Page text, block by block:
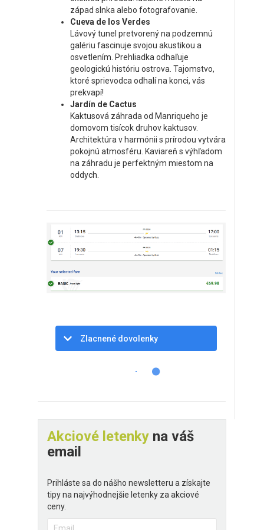
západ slnka alebo fotografovanie.
Cueva de los Verdes
Lávový tunel pretvorený na podzemnú
galériu fascinuje svojou akustikou a
osvetlením. Prehliadka odhaľuje
geologickú históriu ostrova. Tajomstvo,
ktoré sprievodca odhalí na konci, vás
prekvapí!
Jardín de Cactus
Kaktusová záhrada od Manriqueho je
domovom tisícok druhov kaktusov.
Architektúra v harmónii s prírodou vytvára
pokojnú atmosféru. Kaviareň s výhľadom
na záhradu je perfektným miestom na
oddych.
Zlacnené dovolenky
Akciové letenky na váš
email
Prihláste sa do nášho newsletteru a získajte
tipy na najvýhodnejšie letenky za akciové
ceny.